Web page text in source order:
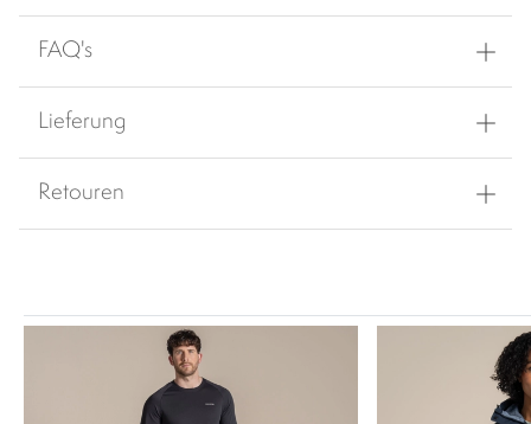
FAQ's
Lieferung
Retouren